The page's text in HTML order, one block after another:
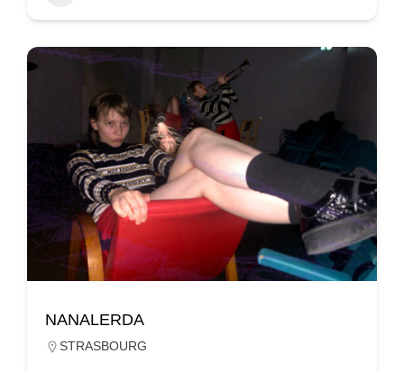
NANALERDA
STRASBOURG